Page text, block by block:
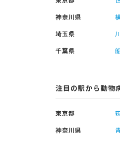
神奈川県
埼玉県
千葉県
注目の駅から動物
東京都
神奈川県